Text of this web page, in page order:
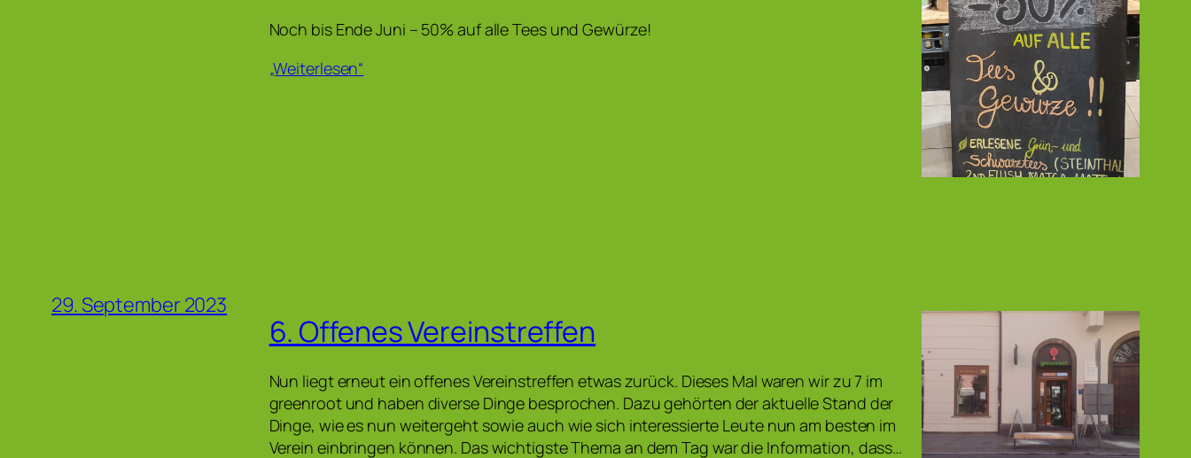
Noch bis Ende Juni – 50% auf alle Tees und Gewürze!
„Weiterlesen“
29. September 2023
6. Offenes Vereinstreffen
Nun liegt erneut ein offenes Vereinstreffen etwas zurück. Dieses Mal waren wir zu 7 im
greenroot und haben diverse Dinge besprochen. Dazu gehörten der aktuelle Stand der
Dinge, wie es nun weitergeht sowie auch wie sich interessierte Leute nun am besten im
Verein einbringen können. Das wichtigste Thema an dem Tag war die Information, dass…